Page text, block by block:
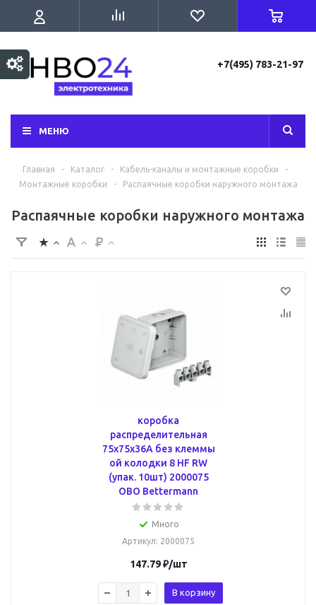
+7(495) 783-21-97
МЕНЮ
Главная - Каталог - Кабель-каналы и монтажные коробки
-
Монтажные коробки
- Распаячные коробки наружного монтажа
Распаячные коробки наружного монтажа
коробка
распределительная
75x75x36A без клеммы
ой колодки 8 HF RW
(упак. 10шт) 2000075
OBO Bettermann
Много
Артикул: 2000075
147.79₽/шт
В корзину